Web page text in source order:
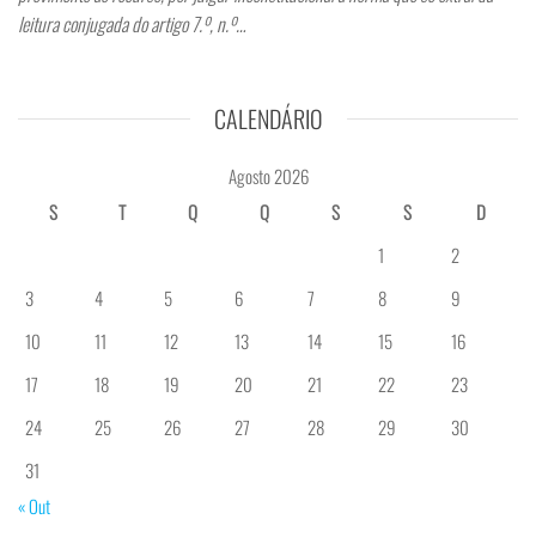
leitura conjugada do artigo 7.º, n.º…
CALENDÁRIO
Agosto 2026
S
T Q Q S S
D
1
2
3
4 5 6 7 8
9
10
11 12 13 14 15
16
17
18 19 20 21 22
23
24
25 26 27 28 29
30
31
« Out